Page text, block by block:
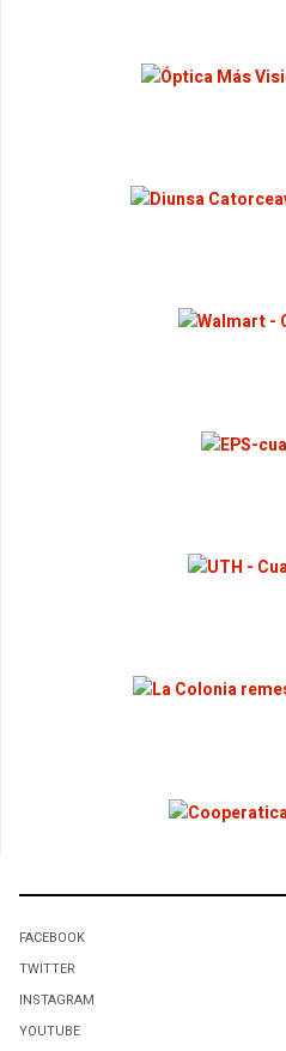
FACEBOOK
TWITTER
INSTAGRAM
YOUTUBE